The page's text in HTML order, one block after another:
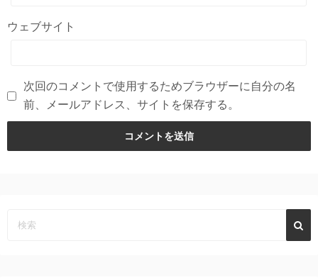
ウェブサイト
次回のコメントで使用するためブラウザーに自分の名
前、メールアドレス、サイトを保存する。